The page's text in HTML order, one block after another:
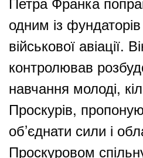
одним із фундаторів
військової авіації.
контролював
навчання молоді,
Проскурів,
об’єднати сили і
Проскуровом